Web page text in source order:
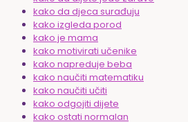
kako da djeca surađuju
kako izgleda porod
kako je mama
kako motivirati učenike
kako napreduje beba
kako naučiti matematiku
kako naučiti učiti
kako odgojiti dijete
kako ostati normalan